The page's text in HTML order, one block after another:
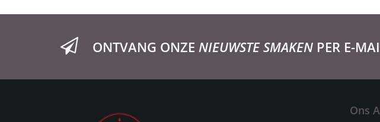
ONTVANG ONZE NIEUWSTE SMAKEN PER E-
Ons